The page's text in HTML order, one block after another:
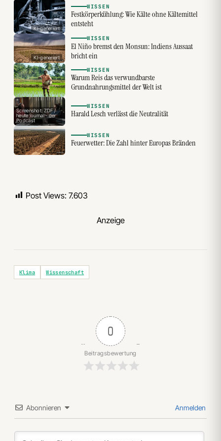
KI-generiert
WISSEN
Festkörperkühlung: Wie Kälte ohne Kältemittel
entsteht
KI-generiert
WISSEN
El Niño bremst den Monsun: Indiens Aussaat
bricht ein
WISSEN
Warum Reis das verwundbarste
Grundnahrungsmittel der Welt ist
Screenshot: ZDF /
heute journal - der
Podcast
WISSEN
Harald Lesch verlässt die Neutralität
WISSEN
Feuerwetter: Die Zahl hinter Europas Bränden
Post Views: 7.603
Anzeige
Klima Wissenschaft
0
Beitragsbewertung
Abonnieren Anmelden